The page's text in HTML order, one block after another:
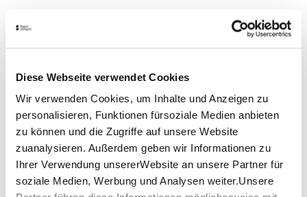
Diese Webseite verwendet Cookies
Wir verwenden Cookies, um Inhalte und Anzeigen zu
personalisieren, Funktionen fürsoziale Medien anbieten
zu können und die Zugriffe auf unsere Website
zuanalysieren. Außerdem geben wir Informationen zu
Ihrer Verwendung unsererWebsite an unsere Partner für
soziale Medien, Werbung und Analysen weiter.Unsere
Bitte beachten Sie: Das Kunstmuseum
voraussichtlich Anfang 2027.
Infos zur ErlebnisCard
Barrierefreiheit